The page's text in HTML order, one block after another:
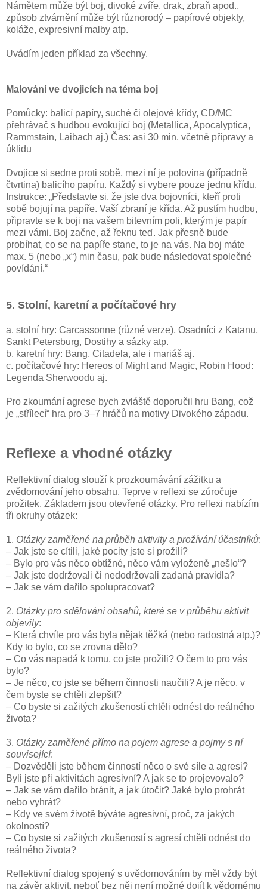
Námětem může být boj, divoké zvíře, drak, zbraň apod.,
způsob ztvárnění může být různorodý – papírové objekty,
koláže, expresivní malby atp.
Uvádím jeden příklad za všechny.
Malování ve dvojicích na téma boj
Pomůcky: balicí papíry, suché či olejové křídy, CD/MC
přehrávač s hudbou evokující boj (Metallica, Apocalyptica,
Rammstain, Laibach aj.) Čas: asi 30 min. včetně přípravy a
úklidu
Dvojice si sedne proti sobě, mezi ní je polovina (případně
čtvrtina) balicího papíru. Každý si vybere pouze jednu křídu.
Instrukce: „Představte si, že jste dva bojovníci, kteří proti
sobě bojují na papíře. Vaší zbraní je křída. Až pustím hudbu,
připravte se k boji na vašem bitevním poli, kterým je papír
mezi vámi. Boj začne, až řeknu teď. Jak přesně bude
probíhat, co se na papíře stane, to je na vás. Na boj máte
max. 5 (nebo „x“) min času, pak bude následovat společné
povídání.“
5. Stolní, karetní a počítačové hry
a. stolní hry: Carcassonne (různé verze), Osadníci z Katanu,
Sankt Petersburg, Dostihy a sázky atp.
b. karetní hry: Bang, Citadela, ale i mariáš aj.
c. počítačové hry: Hereos of Might and Magic, Robin Hood:
Legenda Sherwoodu aj.
Pro zkoumání agrese bych zvláště doporučil hru Bang, což
je „střílecí“ hra pro 3–7 hráčů na motivy Divokého západu.
Reflexe a vhodné otázky
Reflektivní dialog slouží k prozkoumávání zážitku a
zvědomování jeho obsahu. Teprve v reflexi se zúročuje
prožitek. Základem jsou otevřené otázky. Pro reflexi nabízím
tři okruhy otázek:
1. Otázky zaměřené na průběh aktivity a prožívání účastníků:
– Jak jste se cítili, jaké pocity jste si prožili?
– Bylo pro vás něco obtížné, něco vám vyloženě „nešlo“?
– Jak jste dodržovali či nedodržovali zadaná pravidla?
– Jak se vám dařilo spolupracovat?
2. Otázky pro sdělování obsahů, které se v průběhu aktivit
objevily:
– Která chvíle pro vás byla nějak těžká (nebo radostná atp.)?
Kdy to bylo, co se zrovna dělo?
– Co vás napadá k tomu, co jste prožili? O čem to pro vás
bylo?
– Je něco, co jste se během činnosti naučili? A je něco, v
čem byste se chtěli zlepšit?
– Co byste si zažitých zkušeností chtěli odnést do reálného
života?
3. Otázky zaměřené přímo na pojem agrese a pojmy s ní
související:
– Dozvěděli jste během činností něco o své síle a agresi?
Byli jste při aktivitách agresivní? A jak se to projevovalo?
– Jak se vám dařilo bránit, a jak útočit? Jaké bylo prohrát
nebo vyhrát?
– Kdy ve svém životě býváte agresivní, proč, za jakých
okolností?
– Co byste si zažitých zkušeností s agresí chtěli odnést do
reálného života?
Reflektivní dialog spojený s uvědomováním by měl vždy být
na závěr aktivit, neboť bez něj není možné dojít k vědomému